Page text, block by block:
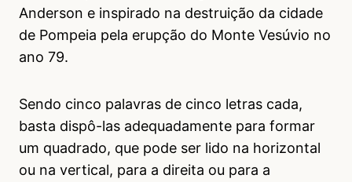
Anderson e inspirado na destruição da cidade
de Pompeia pela erupção do Monte Vesúvio no
ano 79.
Sendo cinco palavras de cinco letras cada,
basta dispô-las adequadamente para formar
um quadrado, que pode ser lido na horizontal
ou na vertical, para a direita ou para a